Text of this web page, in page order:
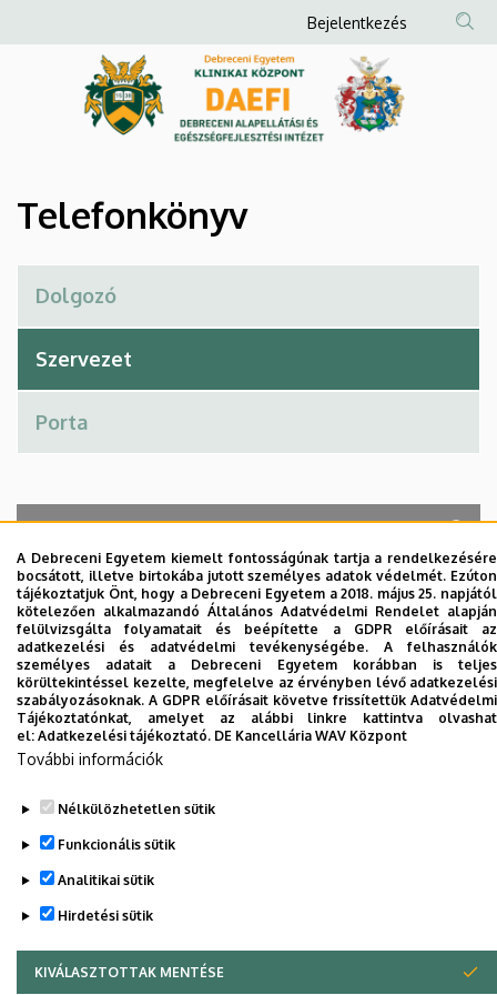
Debreceni
és
Egészségfejlesztési
Intézet
a
Anonim
Felhasználói
fiók
menüje
Bejelentkezés
Telefonkönyv
A keresés a következőkre működik: Név, Munkahely (szervezeti egység),
Beosztás, Munkakör, Mellék
Szervezetek
Nincs találat.
Dolgozói adatmódosítás igénylése a DE
telefonkönyvében
DE telefonkönyvében
A Debreceni Egyetem kiemelt fontosságúnak tartja a rendelkezésére
bocsátott, illetve birtokába jutott személyes adatok védelmét. Ezúton
tájékoztatjuk Önt, hogy a Debreceni Egyetem a 2018. május 25. napjától
kötelezően alkalmazandó Általános Adatvédelmi Rendelet alapján
felülvizsgálta folyamatait és beépítette a GDPR előírásait az
adatkezelési és adatvédelmi tevékenységébe. A felhasználók
személyes adatait a Debreceni Egyetem korábban is teljes
körültekintéssel kezelte, megfelelve az érvényben lévő adatkezelési
szabályozásoknak. A GDPR előírásait követve frissítettük Adatvédelmi
Tájékoztatónkat, amelyet az alábbi linkre kattintva olvashat
el: Adatkezelési tájékoztató. DE Kancellária WAV Központ
További információk
Nélkülözhetetlen sütik
Funkcionális sütik
Analitikai sütik
Hirdetési sütik
KIVÁLASZTOTTAK MENTÉSE
WITHDRAW CONSENT